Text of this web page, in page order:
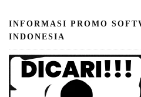
INFORMASI PROMO
INDONESIA